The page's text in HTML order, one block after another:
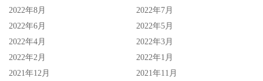
的孩子本身就是奇迹。
2022年8月
2022年7月
2022年6月
2022年5月
2022年4月
2022年3月
2022年2月
2022年1月
2021年12月
2021年11月